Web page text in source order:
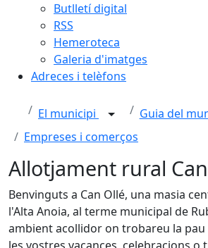
Butlletí digital
RSS
Hemeroteca
Galeria d'imatges
Adreces i telèfons
El municipi
Guia del
Empreses i comerços
Allotjament rural
Benvinguts a Can Ollé, una masia
l'Alta Anoia, al terme municipal de
ambient acollidor on trobareu la pau